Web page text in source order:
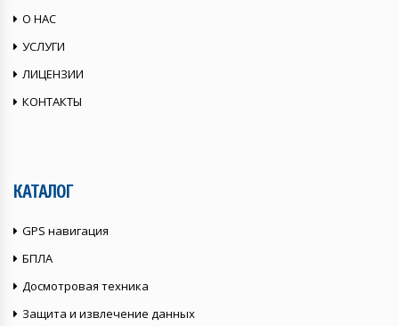
О НАС
УСЛУГИ
ЛИЦЕНЗИИ
КОНТАКТЫ
КАТАЛОГ
GPS навигация
БПЛА
Досмотровая техника
Защита и извлечение данных